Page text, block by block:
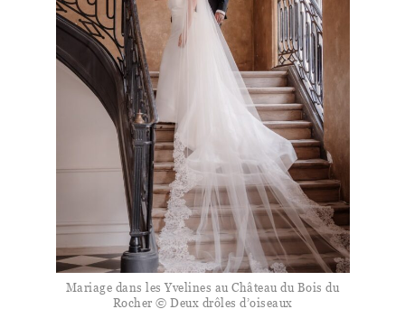
Mariage dans les Yvelines au Château du Bois du
Rocher © Deux drôles d’oiseaux